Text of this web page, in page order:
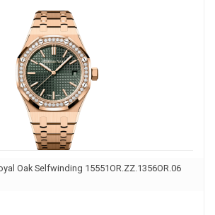
Oak Selfwinding 15551OR.ZZ.1356OR.06